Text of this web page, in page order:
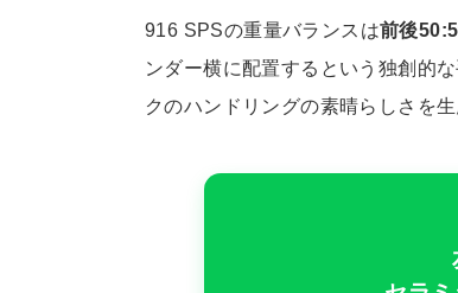
916 SPSの重量バランスは前後
ンダー横に配置するという独創的
クのハンドリングの素晴らしさを生